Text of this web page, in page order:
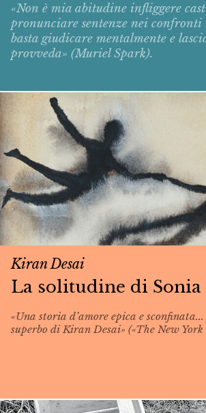
«Non è mia abitudine infliggere
pronunciare sentenze nei
basta giudicare mentalmente e
provveda» (Muriel Spark).
Kiran Desai
La solitudine di Sonia
«Una storia d’amore epica e
superbo di Kiran Desai» («The New York